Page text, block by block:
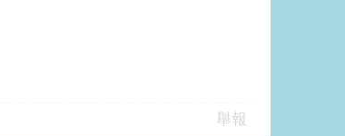
舉報